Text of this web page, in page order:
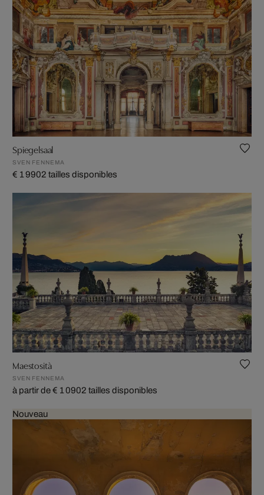
Spiegelsaal
SVEN FENNEMA
€ 1 9902 tailles disponibles
Maestosità
SVEN FENNEMA
à partir de € 1 0902 tailles disponibles
Nouveau